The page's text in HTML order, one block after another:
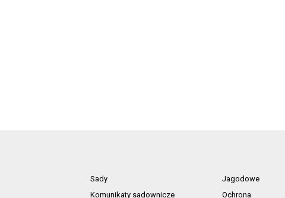
Sady
Jagodowe
Komunikaty sadownicze Ochrona